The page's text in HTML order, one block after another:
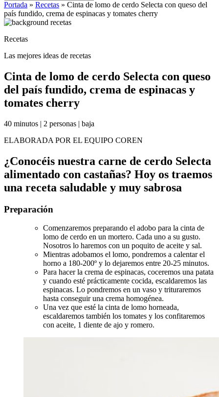
Portada » Recetas » Cinta de lomo de cerdo Selecta con queso del
país fundido, crema de espinacas y tomates cherry
Recetas
Las mejores ideas de recetas
Cinta de lomo de cerdo Selecta con queso
del país fundido, crema de espinacas y
tomates cherry
40 minutos | 2 personas | baja
ELABORADA POR EL EQUIPO COREN
¿Conocéis nuestra carne de cerdo Selecta
alimentado con castañas? Hoy os traemos
una receta saludable y muy sabrosa
Preparación
Comenzaremos preparando el adobo para la cinta de
lomo de cerdo en un mortero. Cada uno a su gusto.
Nosotros lo haremos con un poquito de aceite y sal.
Mientras adobamos el lomo, pondremos a calentar el
horno a 180-200º y lo dejaremos entre 20-25 minutos.
Para hacer la crema de espinacas, coceremos una patata
y cuando esté prácticamente cocida, escaldaremos las
espinacas. Lo pondremos en un vaso y trituraremos
hasta conseguir una crema homogénea.
Una vez que esté la cinta de lomo horneada,
escaldaremos también los tomates y los confitaremos
con aceite, 1 diente de ajo y romero.